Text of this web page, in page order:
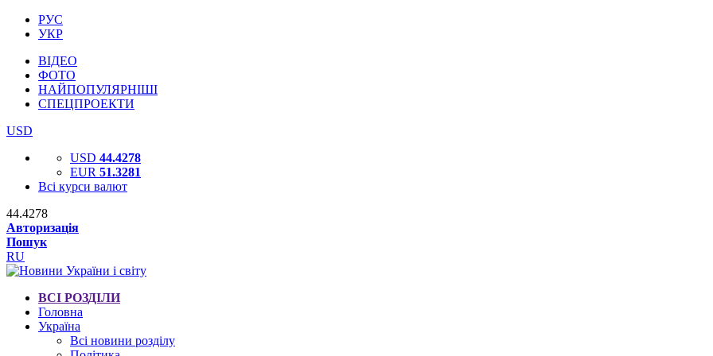
РУС
УКР
ВІДЕО
ФОТО
НАЙПОПУЛЯРНІШІ
СПЕЦПРОЕКТИ
USD
USD 44.4278
EUR 51.3281
Всі курси валют
44.4278
Авторизація
Пошук
RU
ВСІ РОЗДІЛИ
Головна
Україна
Всі новини розділу